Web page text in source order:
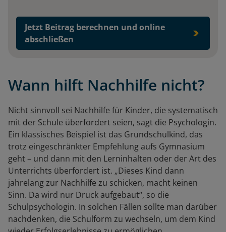
Jetzt Beitrag berechnen und online
abschließen
Wann hilft Nachhilfe nicht?
Nicht sinnvoll sei Nachhilfe für Kinder, die systematisch
mit der Schule überfordert seien, sagt die Psychologin.
Ein klassisches Beispiel ist das Grundschulkind, das
trotz eingeschränkter Empfehlung aufs Gymnasium
geht – und dann mit den Lerninhalten oder der Art des
Unterrichts überfordert ist. „Dieses Kind dann
jahrelang zur Nachhilfe zu schicken, macht keinen
Sinn. Da wird nur Druck aufgebaut“, so die
Schulpsychologin. In solchen Fällen sollte man darüber
nachdenken, die Schulform zu wechseln, um dem Kind